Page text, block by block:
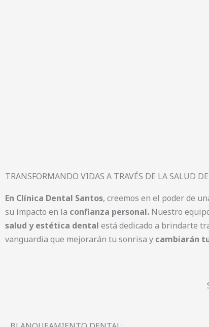
TRANSFORMANDO VIDAS A TRAVÉS DE LA SALUD
En Clínica Dental Santos, creemos en el poder de
su impacto en la confianza personal. Nuestro
salud y estética dental está dedicado a brindarte
vanguardia que mejorarán tu sonrisa y cambiarán